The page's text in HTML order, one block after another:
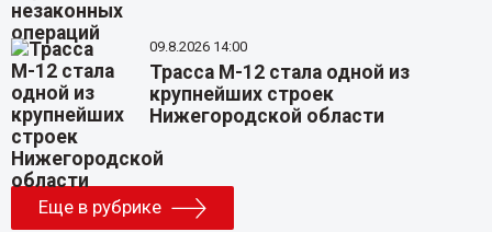
09.8.2026 14:00
Трасса М-12 стала одной из
крупнейших строек
Нижегородской области
Еще в рубрике